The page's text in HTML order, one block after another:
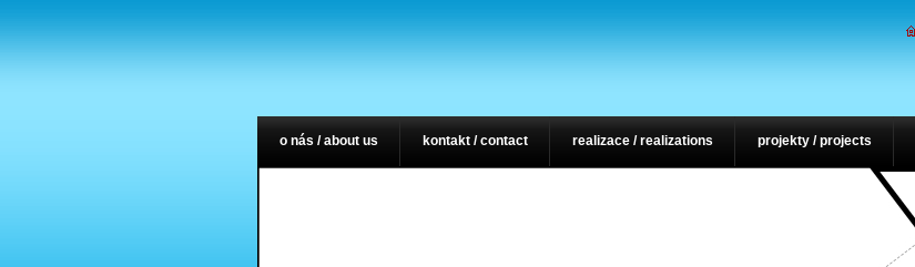
o nás / about us kontakt / contact realizace / realizations projekty / projects